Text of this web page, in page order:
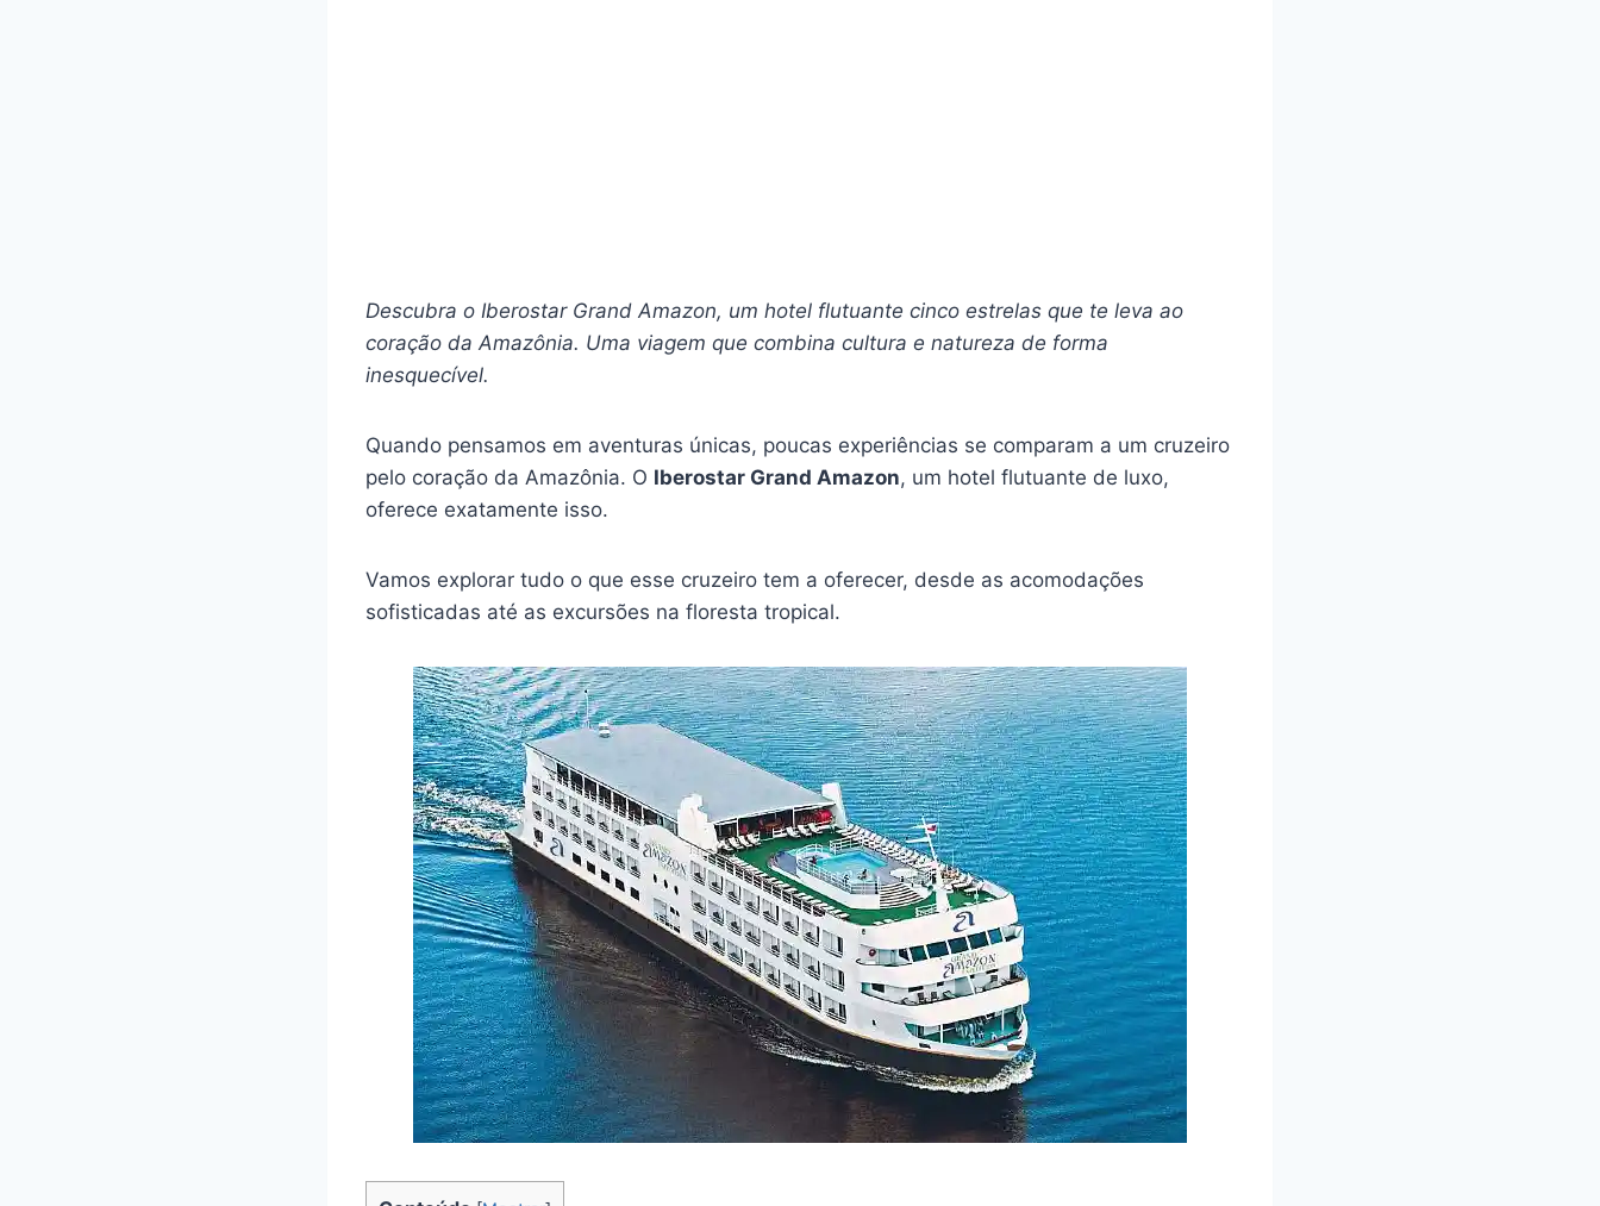
Descubra o Iberostar Grand Amazon, um hotel flutuante cinco estrelas que te leva ao
coração da Amazônia. Uma viagem que combina cultura e natureza de forma
inesquecível.
Quando pensamos em aventuras únicas, poucas experiências se comparam a um cruzeiro
pelo coração da Amazônia. O Iberostar Grand Amazon, um hotel flutuante de luxo,
oferece exatamente isso.
Vamos explorar tudo o que esse cruzeiro tem a oferecer, desde as acomodações
sofisticadas até as excursões na floresta tropical.